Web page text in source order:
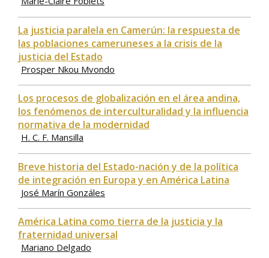
La justicia paralela en Camerún: la respuesta de
las poblaciones cameruneses a la crisis de la
justicia del Estado
Prosper Nkou Mvondo
Los procesos de globalización en el área andina,
los fenómenos de interculturalidad y la influencia
normativa de la modernidad
H. C. F. Mansilla
Breve historia del Estado-nación y de la política
de integración en Europa y en América Latina
José Marín Gonzáles
América Latina como tierra de la justicia y la
fraternidad universal
Mariano Delgado